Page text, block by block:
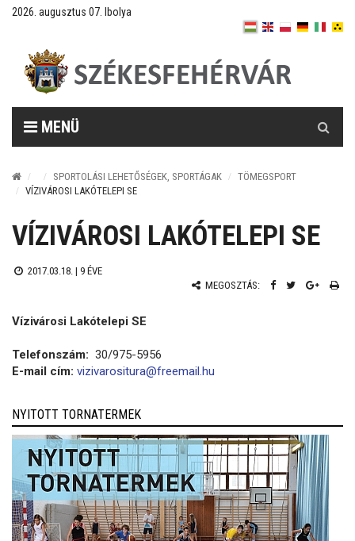
2026. augusztus 07. Ibolya
MENÜ
SPORTOLÁSI LEHETŐSÉGEK, SPORTÁGAK
TÖMEGSPORT
VÍZIVÁROSI LAKÓTELEPI SE
VÍZIVÁROSI LAKÓTELEPI SE
2017.03.18. | 9 ÉVE
MEGOSZTÁS:
Vízivárosi Lakótelepi SE
Telefonszám: 30/975-5956
E-mail cím: vizivarositura@freemail.hu
NYITOTT TORNATERMEK